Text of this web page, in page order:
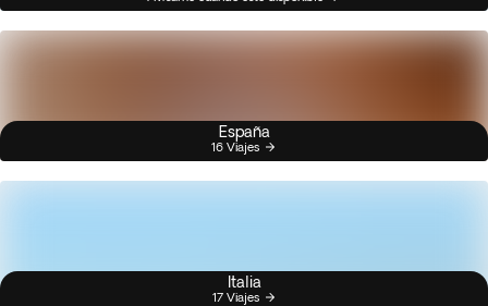
España
16 Viajes
Italia
17 Viajes